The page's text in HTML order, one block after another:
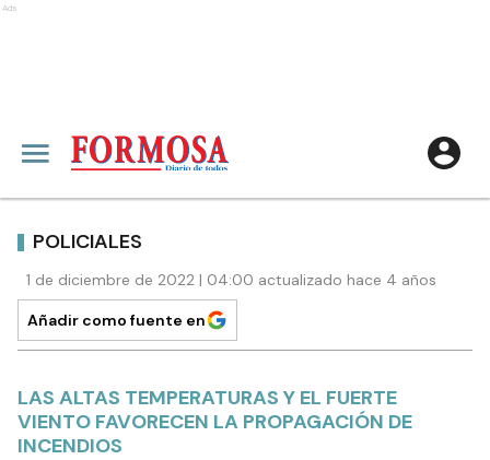
Ads
POLICIALES
1 de diciembre de 2022 | 04:00 actualizado hace 4 años
Añadir como fuente en
LAS ALTAS TEMPERATURAS Y EL FUERTE
VIENTO FAVORECEN LA PROPAGACIÓN DE
INCENDIOS